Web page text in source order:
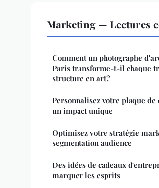
Marketing — Lectures
Comment un photographe
Paris transforme-t-il chaque
structure en art ?
Personnalisez votre plaque
un impact unique
Optimisez votre stratégie
segmentation audience
Des idées de cadeaux
marquer les esprits